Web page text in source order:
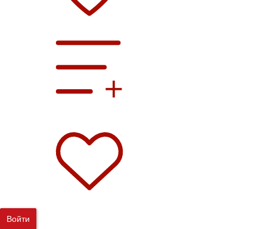
Войти